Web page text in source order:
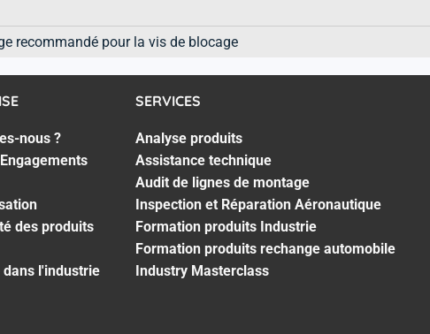
recommandé pour la vis de blocage
nous ?
des produits
l'industrie
SERVICES
Analyse produits
Assistance technique
Audit de lignes de montage
Inspection et Réparation Aéronautique
Formation produits Industrie
Formation produits rechange automobile
Industry Masterclass